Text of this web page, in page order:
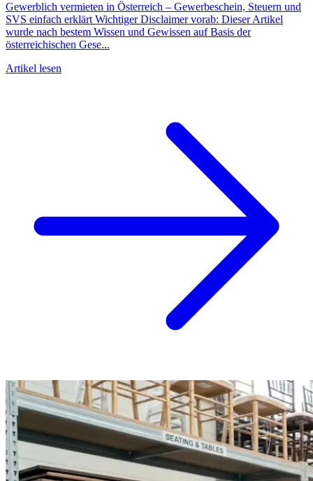
Gewerblich vermieten in Österreich – Gewerbeschein, Steuern und
SVS einfach erklärt Wichtiger Disclaimer vorab: Dieser Artikel
wurde nach bestem Wissen und Gewissen auf Basis der
österreichischen Gese...
Artikel lesen